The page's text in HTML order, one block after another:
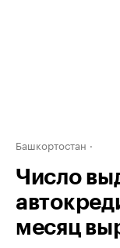
Башкортостан
Число
месяц